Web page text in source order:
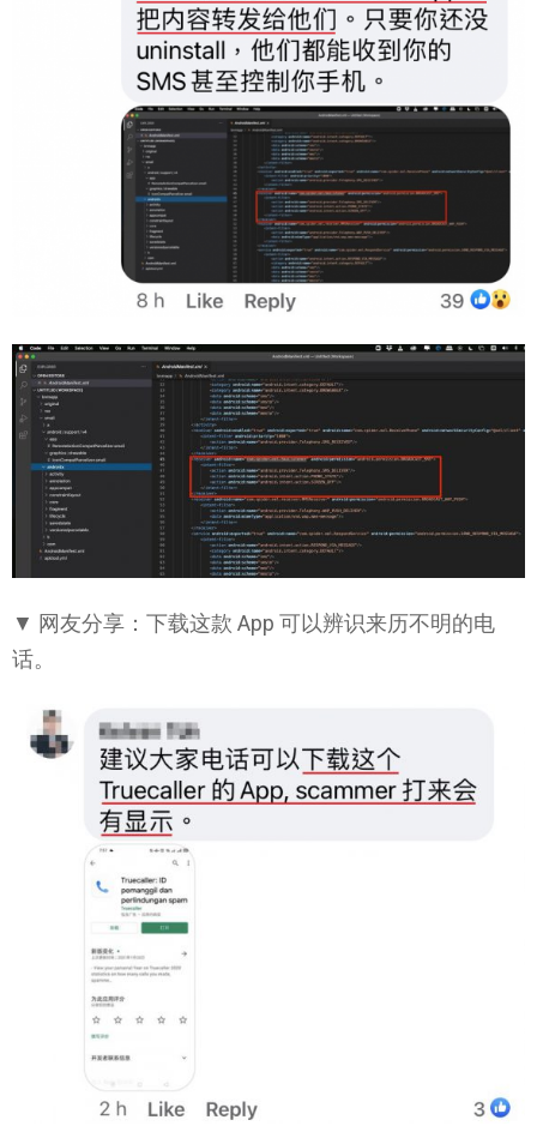
▼ 网友分享：下载这款 App 可以辨识来历不明的电
话。